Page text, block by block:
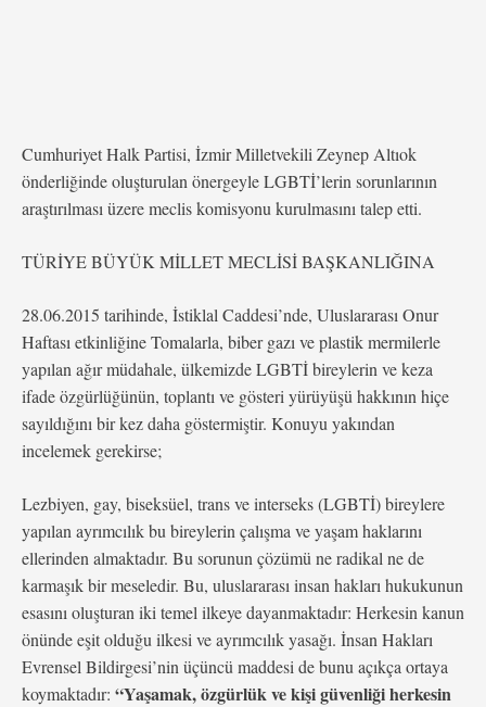
Cumhuriyet Halk Partisi, İzmir Milletvekili Zeynep Altıok
önderliğinde oluşturulan önergeyle LGBTİ’lerin sorunlarının
araştırılması üzere meclis komisyonu kurulmasını talep etti.
TÜRİYE BÜYÜK MİLLET MECLİSİ BAŞKANLIĞINA
28.06.2015 tarihinde, İstiklal Caddesi’nde, Uluslararası Onur
Haftası etkinliğine Tomalarla, biber gazı ve plastik mermilerle
yapılan ağır müdahale, ülkemizde LGBTİ bireylerin ve keza
ifade özgürlüğünün, toplantı ve gösteri yürüyüşü hakkının hiçe
sayıldığını bir kez daha göstermiştir. Konuyu yakından
incelemek gerekirse;
Lezbiyen, gay, biseksüel, trans ve interseks (LGBTİ) bireylere
yapılan ayrımcılık bu bireylerin çalışma ve yaşam haklarını
ellerinden almaktadır. Bu sorunun çözümü ne radikal ne de
karmaşık bir meseledir. Bu, uluslararası insan hakları hukukunun
esasını oluşturan iki temel ilkeye dayanmaktadır: Herkesin kanun
önünde eşit olduğu ilkesi ve ayrımcılık yasağı. İnsan Hakları
Evrensel Bildirgesi’nin üçüncü maddesi de bunu açıkça ortaya
koymaktadır: “Yaşamak, özgürlük ve kişi güvenliği herkesin